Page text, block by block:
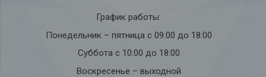
График работы:
Понедельник – пятница с 09:00 до 18:00
Суббота с 10:00 до 18:00
Воскресенье – выходной